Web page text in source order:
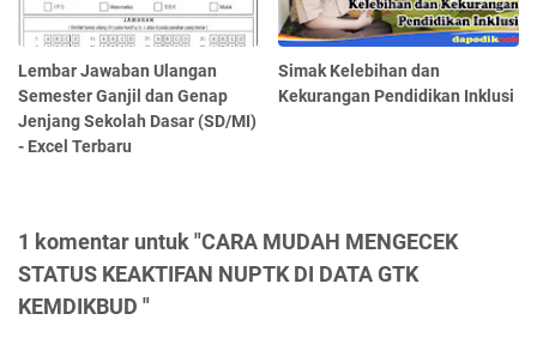
Lembar Jawaban Ulangan
Semester Ganjil dan Genap
Jenjang Sekolah Dasar (SD/MI)
- Excel Terbaru
Simak Kelebihan dan
Kekurangan Pendidikan Inklusi
1 komentar untuk "CARA MUDAH MENGECEK
STATUS KEAKTIFAN NUPTK DI DATA GTK
KEMDIKBUD "